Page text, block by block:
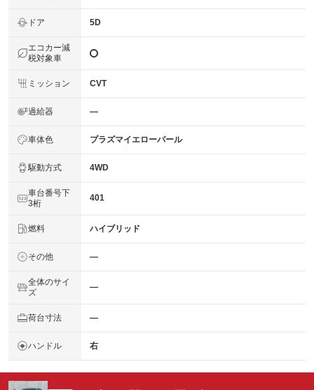
ドア 5D
エコカー減
税対象車
ミッション CVT
過給器 ―
車体色 プラズマイエローパール
駆動方式 4WD
車台番号下
3桁
401
燃料 ハイブリッド
その他 ―
全体のサイ
ズ
―
荷台寸法 ―
ハンドル 右